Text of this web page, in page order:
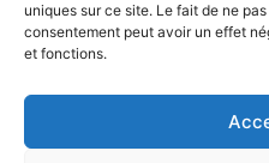
uniques sur ce site. Le fait de ne
consentement peut avoir un effet
et fonctions.